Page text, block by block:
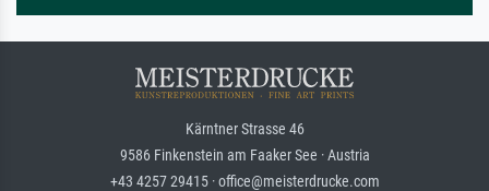
Kärntner Strasse 46
9586 Finkenstein am Faaker See · Austria
+43 4257 29415 · office@meisterdrucke.com